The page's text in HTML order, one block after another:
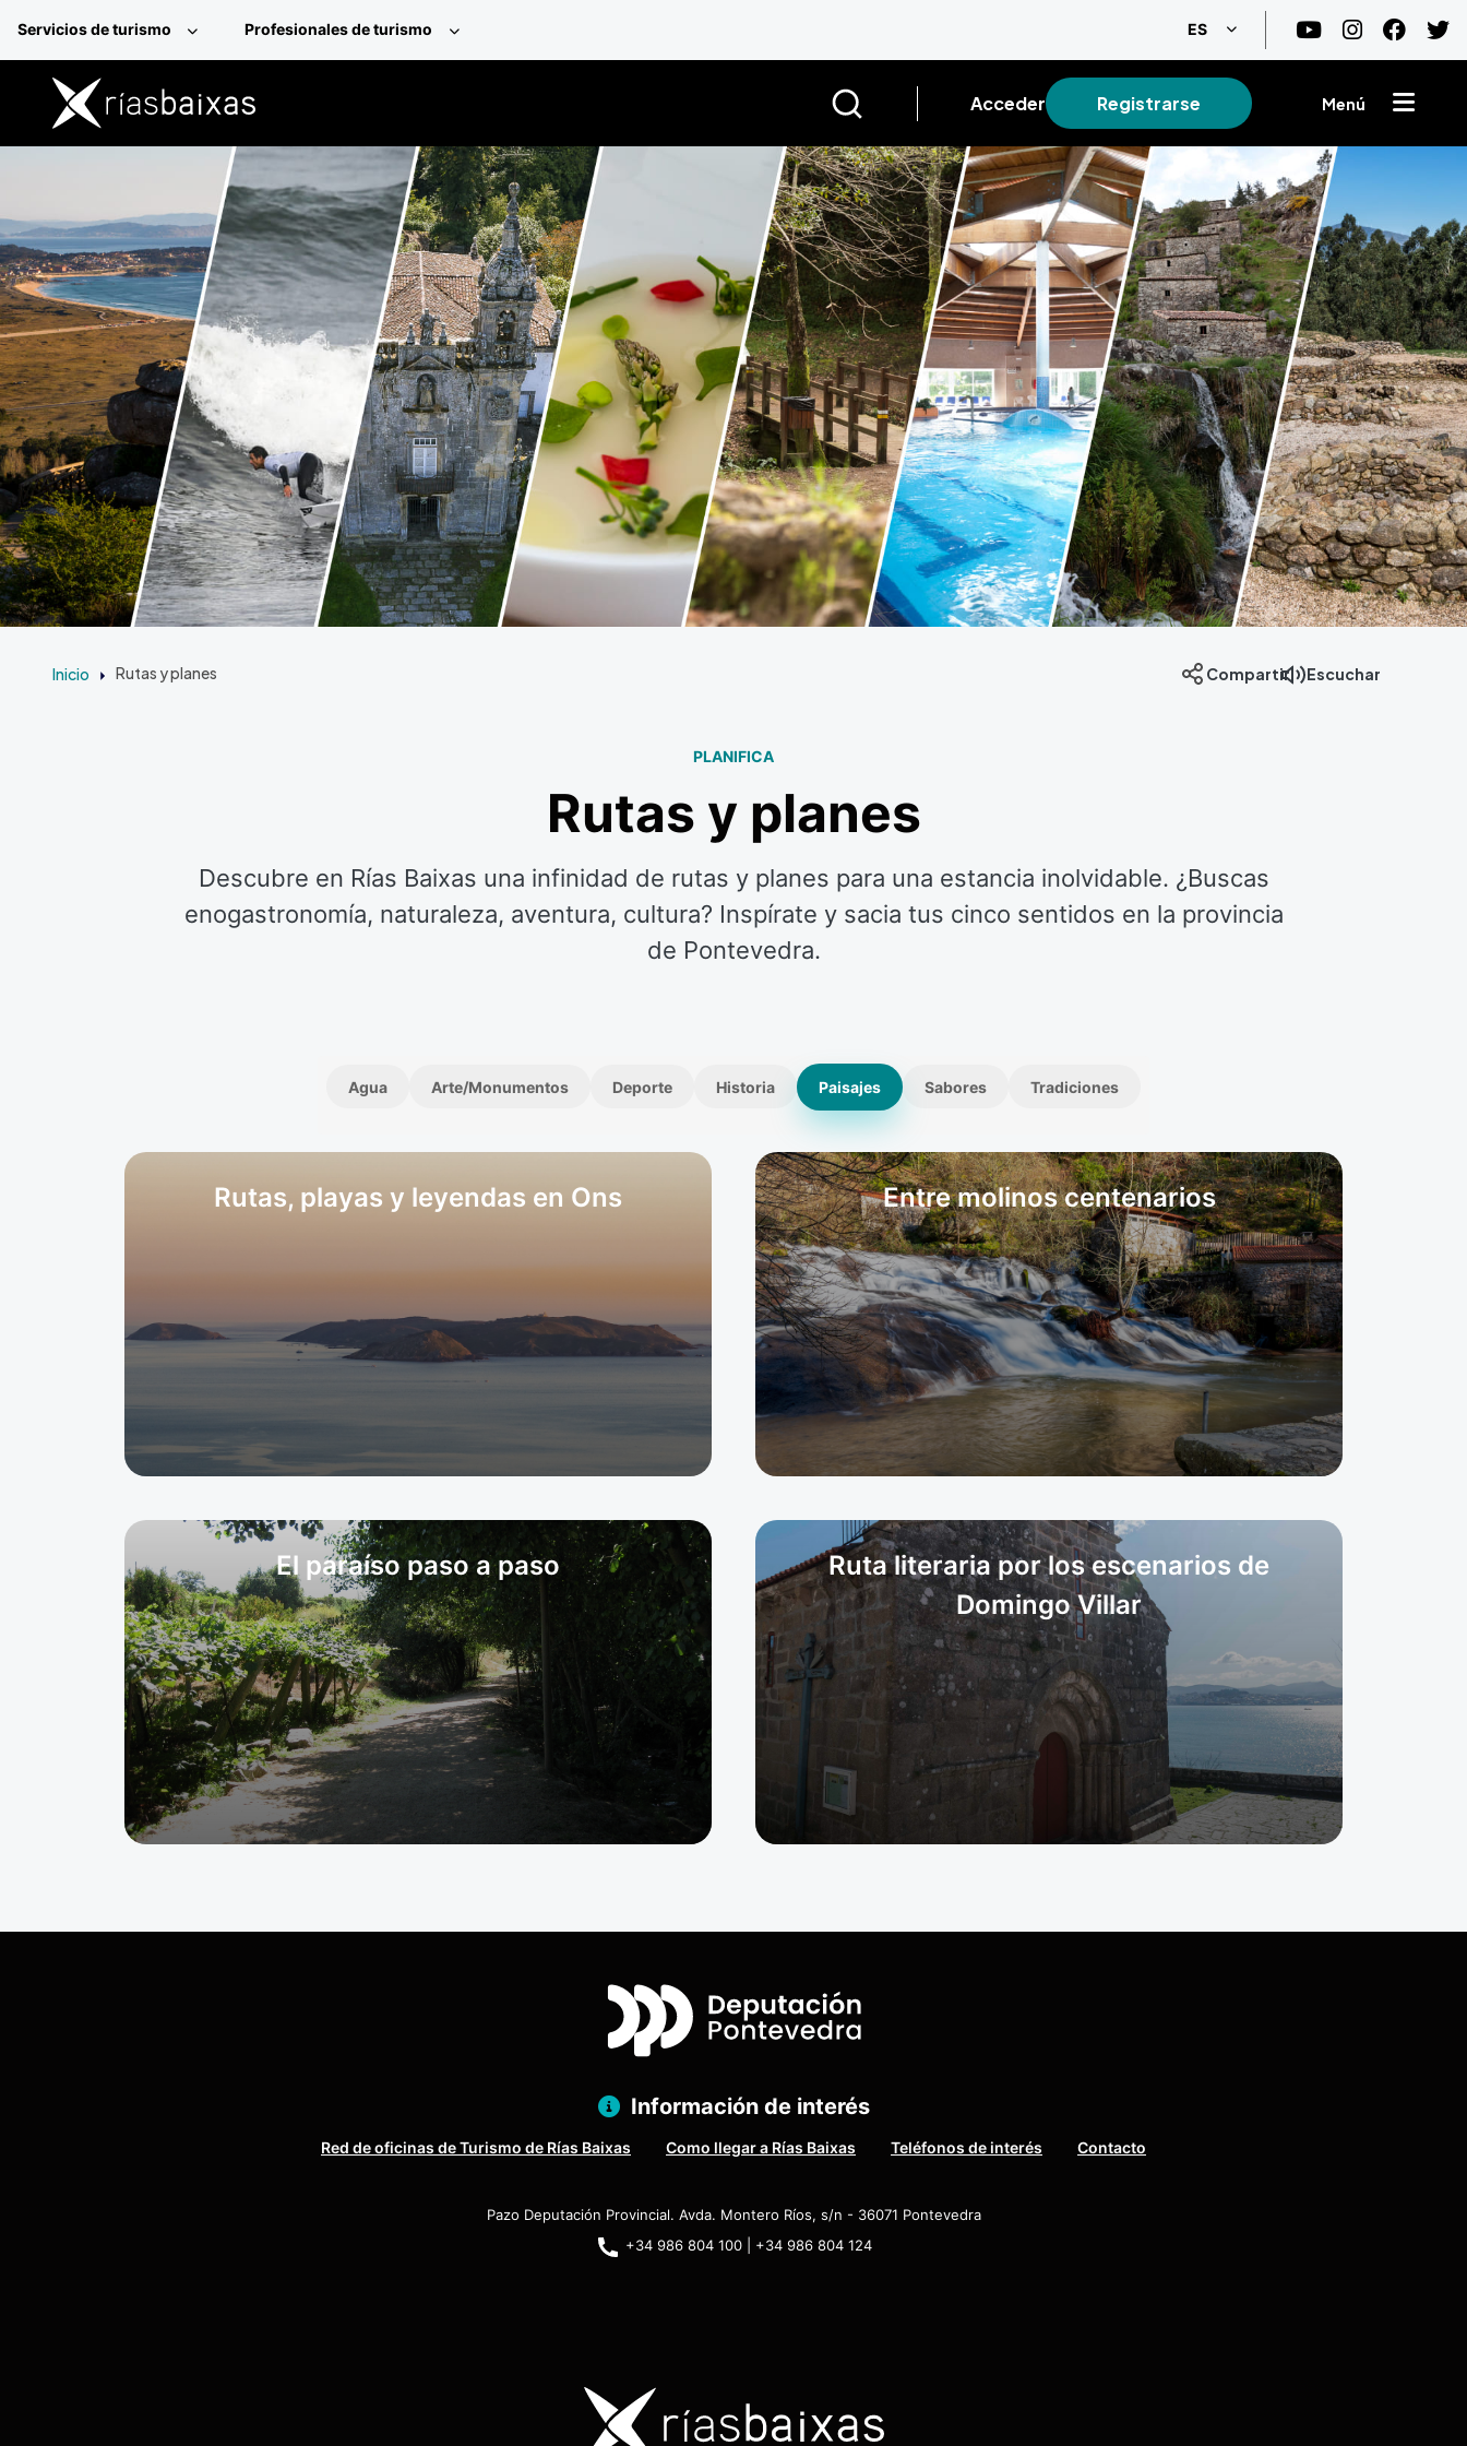
Servicios de turismo Profesionales de turismo ES Lista adicional de acciones
Acceder Registrarse Menú
Inicio Rutas y planes Compartir Escuchar
PLANIFICA
Rutas y planes
Descubre en Rías Baixas una infinidad de rutas y planes para una estancia inolvidable. ¿Buscas
enogastronomía, naturaleza, aventura, cultura? Inspírate y sacia tus cinco sentidos en la provincia
de Pontevedra.
Agua Arte/Monumentos Deporte Historia Paisajes Sabores Tradiciones
Rutas, playas y leyendas en Ons Entre molinos centenarios
El paraíso paso a paso
Ruta literaria por los escenarios de
Domingo Villar
Información de interés
Red de oficinas de Turismo de Rías Baixas Como llegar a Rías Baixas Teléfonos de interés Contacto
Pazo Deputación Provincial. Avda. Montero Ríos, s/n - 36071 Pontevedra
+34 986 804 100 | +34 986 804 124